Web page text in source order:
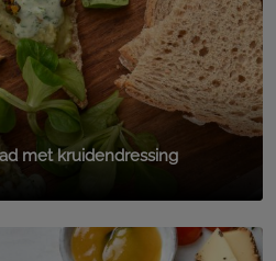
met kruidendressing